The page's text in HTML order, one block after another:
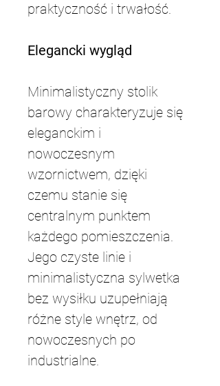
praktyczność i trwałość.
Elegancki wygląd
Minimalistyczny stolik
barowy charakteryzuje się
eleganckim i
nowoczesnym
wzornictwem, dzięki
czemu stanie się
centralnym punktem
każdego pomieszczenia.
Jego czyste linie i
minimalistyczna sylwetka
bez wysiłku uzupełniają
różne style wnętrz, od
nowoczesnych po
industrialne.